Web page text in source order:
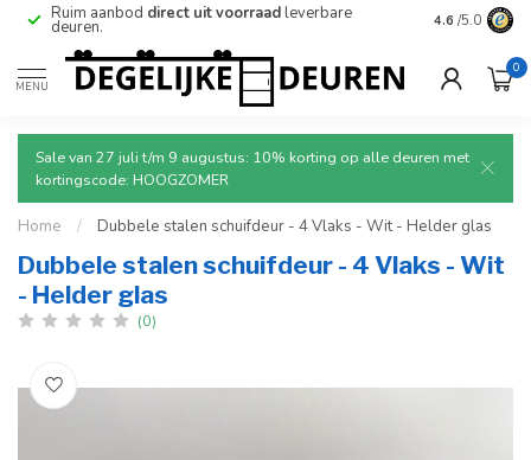
Ruim aanbod direct uit voorraadleverbare
deuren. Betrouwbare
4.6 /5.0
MENU
0
Sale van 27 juli t/m 9 augustus: 10% korting op alle deuren met
kortingscode: HOOGZOMER
Home / Dubbele stalen schuifdeur - 4 Vlaks - Wit - Helder glas
Dubbele stalen schuifdeur - 4 Vlaks - Wit
- Helder glas
(0)